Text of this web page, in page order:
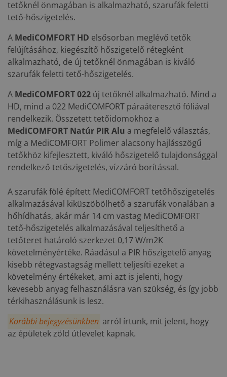
tetőknél önmagában is alkalmazható, szarufák feletti
tető-hőszigetelés.
A MediCOMFORT HD elsősorban meglévő tetők
felújításához, kiegészítő hőszigetelő rétegként
alkalmazható, de új tetőknél önmagában is kiváló
szarufák feletti tető-hőszigetelés.
A MediCOMFORT 022 új tetőknél alkalmazható. Mind a
HD, mind a 022 MediCOMFORT páraáteresztő fóliával
rendelkezik. Összetett tetőidomokhoz a
MediCOMFORT Natúr PIR Alu a megfelelő választás,
míg a MediCOMFORT Polimer alacsony hajlásszögű
tetőkhöz kifejlesztett, kiváló hőszigetelő tulajdonsággal
rendelkező tetőszigetelés, vízzáró borítással.
A szarufák fölé épített MediCOMFORT tetőhőszigetelés
alkalmazásával kiküszöbölhető a szarufák vonalában a
hőhídhatás, akár már 14 cm vastag MediCOMFORT
tető-hőszigetelés alkalmazásával teljesíthető a
tetőteret határoló szerkezet 0,17 W/m2K
követelményértéke. Ráadásul a PIR hőszigetelő anyag
kisebb rétegvastagság mellett teljesíti ezeket a
követelmény értékeket, ami azt is jelenti, hogy
kevesebb anyag felhasználásra van szükség, és így jobb
térkihasználásunk is lesz.
Korábbi bejegyzésünkben arról írtunk, mit jelent, hogy
az épületek zöld útlevelet kapnak.